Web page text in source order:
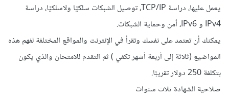
يعمل عليها، دراسة TCP/IP، توصيل الشبكات سلكيًا ولاسلكيًا، دراسة
IPv4 و IPv6، أمن وحماية الشبكات.
يمكنك أن تعتمد على نفسك وتقرأ في الإنترنت والمواقع المختلفة لفهم هذه
المواضيع (ثلاثة إلى أربعة أشهر تكفي ) ثم التقدم للامتحان والذي يكون
بتكلفة 250 دولار تقريبًا.
صلاحية الشهادة ثلاث سنوات